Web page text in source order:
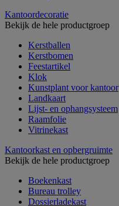
Kantoordecoratie
Bekijk de hele productgroep
Kerstballen
Kerstbomen
Feestartikel
Klok
Kunstplant voor kantoor
Landkaart
Lijst- en ophangsysteem
Raamfolie
Vitrinekast
Kantoorkast en opbergruimte
Bekijk de hele productgroep
Boekenkast
Bureau trolley
Dossierladekast